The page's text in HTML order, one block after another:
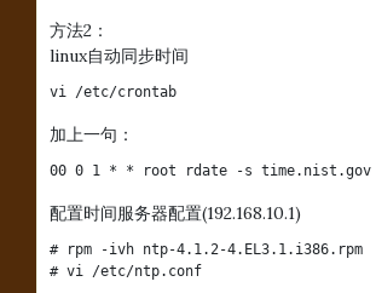
方法2：
linux自动同步时间
vi /etc/crontab
加上一句：
00 0 1 * * root rdate -s time.nist.gov
配置时间服务器配置(192.168.10.1)
# rpm -ivh ntp-4.1.2-4.EL3.1.i386.rpm
# vi /etc/ntp.conf